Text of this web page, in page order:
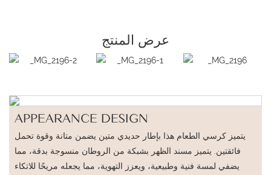
عرض المنتج
APPEARANCE DESIGN
يتميز كرسي الطعام هذا بإطار حديدي متين يضمن متانة وقوة تحمل
فائقتين. يتميز مسند الظهر بشبكة من الروطان منسوجة بدقة، مما
يضفي لمسة فنية وطبيعية، ويعزز التهوية، مما يجعله مريحًا للاتكاء